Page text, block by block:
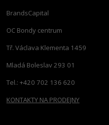
BrandsCapital
OC Bondy centrum
Tř. Václava Klementa 1459
Mladá Boleslav 293 01
Tel.: +420 702 136 620
KONTAKTY NA PRODEJNY